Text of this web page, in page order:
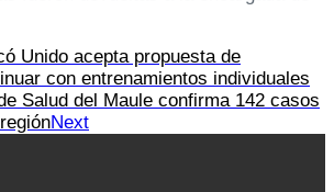
Unido acepta propuesta de
con entrenamientos individuales
Salud del Maule confirma 142 casos
Next